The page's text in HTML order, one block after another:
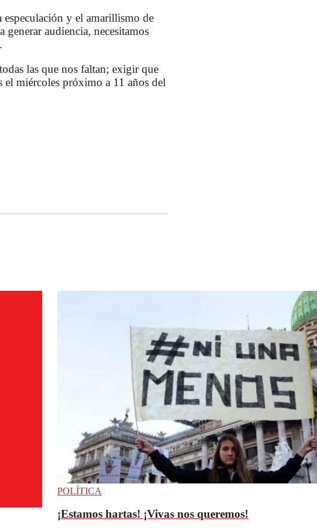
especulación y el amarillismo de
audiencia, necesitamos
las que nos faltan; exigir que
el miércoles próximo a 11 años del
POLÍTICA
¡Estamos hartas! ¡Vivas nos queremos!